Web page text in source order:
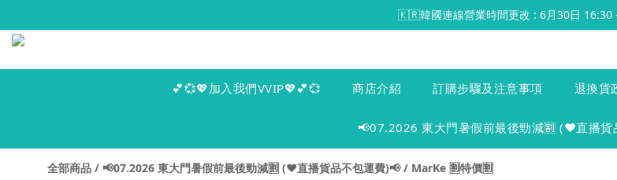
🇰🇷韓國連線營業時間更改 : 6月30日 16:30
💕💞💖加入我們VVIP💖💕💞 商店介紹 訂購步驟及注意事項 退換貨
📢07.2026 東大門暑假前最後勁減🈹 (♥️直播貨
全部商品 / 📢07.2026 東大門暑假前最後勁減🈹 (♥️直播貨品不包運費)📢/ MarKe 🈹️特價🈹️